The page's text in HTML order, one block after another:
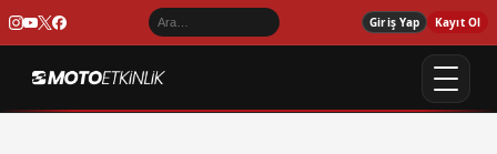
Giriş Yap Kayıt Ol